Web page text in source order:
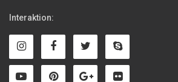
Interaktion: